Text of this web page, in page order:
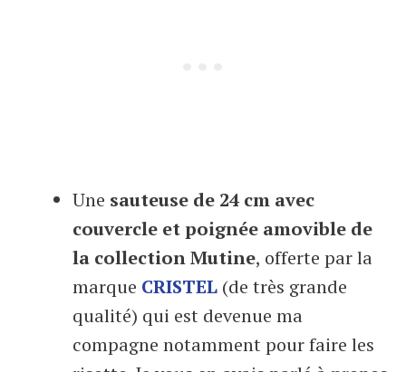
Une sauteuse de 24 cm avec
couvercle et poignée amovible de
la collection Mutine, offerte par la
marque CRISTEL (de très grande
qualité) qui est devenue ma
compagne notamment pour faire les